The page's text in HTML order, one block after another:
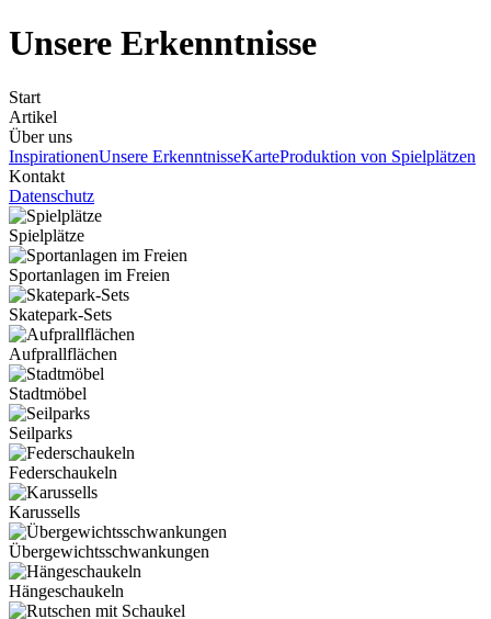
Unsere Erkenntnisse
Start
Artikel
Über uns
InspirationenUnsere ErkenntnisseKarteProduktion von Spielplätzen
Kontakt
Datenschutz
Spielplätze
Sportanlagen im Freien
Skatepark-Sets
Aufprallflächen
Stadtmöbel
Seilparks
Federschaukeln
Karussells
Übergewichtsschwankungen
Hängeschaukeln